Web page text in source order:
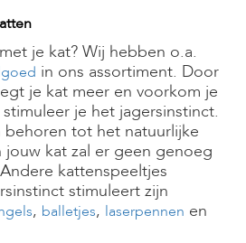
je kat? Wij hebben o.a.
in ons assortiment. Door
je kat meer en voorkom je
je het jagersinstinct.
behoren tot het natuurlijke
jouw kat zal er geen genoeg
Andere kattenspeeltjes
stimuleert zijn
, balletjes, laserpennen en